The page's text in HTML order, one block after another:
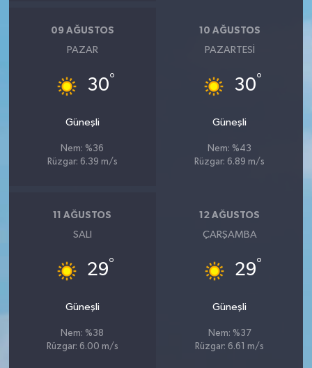
09 AĞUSTOS
PAZAR
30°
Güneşli
Nem: %36
Rüzgar: 6.39 m/s
10 AĞUSTOS
PAZARTESI
30°
Güneşli
Nem: %43
Rüzgar: 6.89 m/s
11 AĞUSTOS
SALI
29°
Güneşli
Nem: %38
Rüzgar: 6.00 m/s
12 AĞUSTOS
ÇARŞAMBA
29°
Güneşli
Nem: %37
Rüzgar: 6.61 m/s